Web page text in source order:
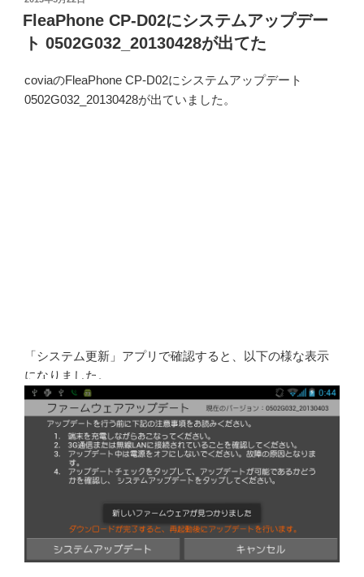
稿
日:
FleaPhone CP-D02にシステムアップデー
ト 0502G032_20130428が出てた
coviaのFleaPhone CP-D02にシステムアップデート
0502G032_20130428が出ていました。
「システム更新」アプリで確認すると、以下の様な表示
になりました。